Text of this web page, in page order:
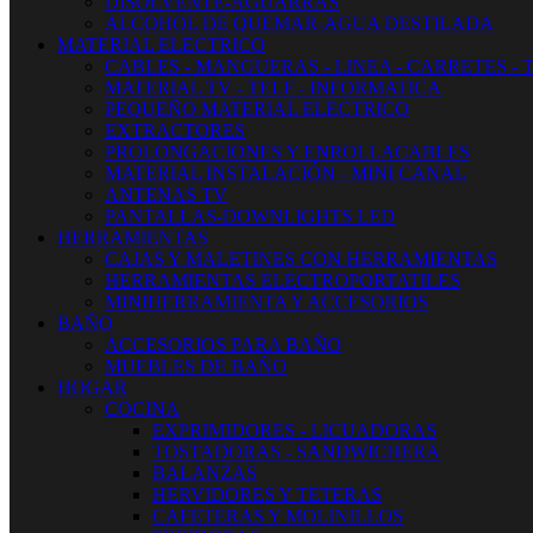
ALCOHOL DE QUEMAR-AGUA DESTILADA
MATERIAL ELECTRICO
CABLES - MANGUERAS - LINEA - CARRETES -
MATERIAL TV - TELF - INFORMATICA
PEQUEÑO MATERIAL ELECTRICO
EXTRACTORES
PROLONGACIONES Y ENROLLACABLES
MATERIAL INSTALACIÓN - MINI CANAL
ANTENAS TV
PANTALLAS-DOWNLIGHTS LED
HERRAMIENTAS
CAJAS Y MALETINES CON HERRAMIENTAS
HERRAMIENTAS ELECTROPORTATILES
MINIHERRAMIENTA Y ACCESORIOS
BAÑO
ACCESORIOS PARA BAÑO
MUEBLES DE BAÑO
HOGAR
COCINA
EXPRIMIDORES - LICUADORAS
TOSTADORAS - SANDWICHERA
BALANZAS
HERVIDORES Y TETERAS
CAFETERAS Y MOLINILLOS